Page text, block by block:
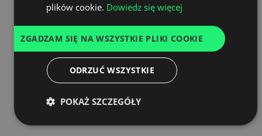
ITALIAN
FRENCH
plików cookie. Dowiedz się więcej
ZGADZAM SIĘ NA WSZYSTKIE PLIKI COOKIE
ODRZUĆ WSZYSTKIE
POKAŻ SZCZEGÓŁY